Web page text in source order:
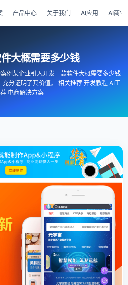
产品中心 关于我们 AI应用 AI商业
大概需要多少钱
例某企业引入开发一款软件大概需要多少钱
分证明了其价值。 相关推荐 开发教程 AI工
电商解决方案